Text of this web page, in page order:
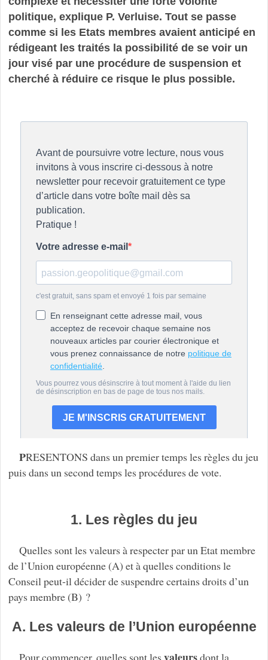
politique, explique P. Verluise. Tout se passe
comme si les Etats membres avaient anticipé en
rédigeant les traités la possibilité de se voir un
jour visé par une procédure de suspension et
cherché à réduire ce risque le plus possible.
PRESENTONS dans un premier temps les règles du jeu
puis dans un second temps les procédures de vote.
1. Les règles du jeu
Quelles sont les valeurs à respecter par un Etat membre
de l’Union européenne (A) et à quelles conditions le
Conseil peut-il décider de suspendre certains droits d’un
pays membre (B) ?
A. Les valeurs de l’Union européenne
Pour commencer, quelles sont les valeursdont la